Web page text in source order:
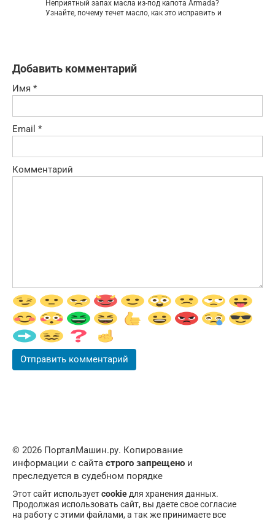
Неприятный запах масла из-под капота Armada?
Узнайте, почему течет масло, как это исправить и
Добавить комментарий
Имя *
Email *
Комментарий
© 2026 ПорталМашин.ру. Копирование
информации с сайта строго запрещено и
преследуется в судебном порядке
Этот сайт используетcookieдля хранения данных.
Продолжая использовать сайт, вы даете свое согласие
на работу с этими файлами, а так же принимаете все